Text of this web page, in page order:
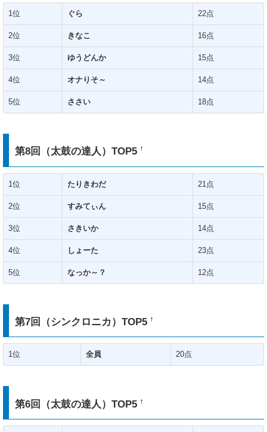
1位 ぐら 22点
2位 きなこ 16点
3位 ゆうどんか 15点
4位 オナりそ～ 14点
5位 ささい 18点
第8回（太鼓の達人）TOP5†
1位 たりきわだ 21点
2位 すみてぃん 15点
3位 さきいか 14点
4位 しょーた 23点
5位 なっか～？ 12点
第7回（シンクロニカ）TOP5†
1位 全員 20点
第6回（太鼓の達人）TOP5†